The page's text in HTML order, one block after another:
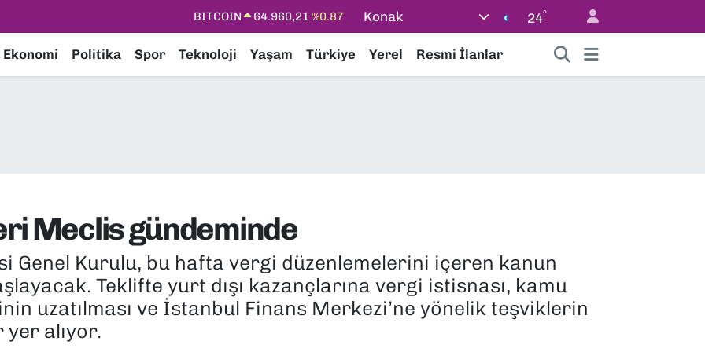
DOLAR 47,7436%0.18
EURO
55,2510%0.32
STERLİN
64,4811%0.38
Konak 24°
Ekonomi Politika Spor Teknoloji Yaşam Türkiye Yerel Resmi İlanlar
Meclis gündeminde
Genel Kurulu, bu hafta vergi düzenlemelerini içeren kanun
Teklifte yurt dışı kazançlarına vergi istisnası, kamu
uzatılması ve İstanbul Finans Merkezi’ne yönelik teşviklerin
alıyor.